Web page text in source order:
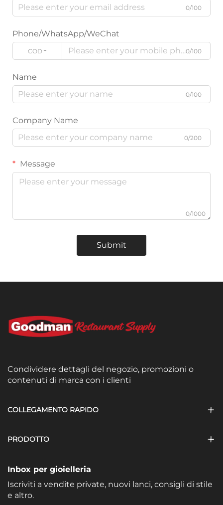
0/100
Phone/WhatsApp/WeChat
CODICE 0/100
Name
0/100
Company Name
0/200
Message
0/1000
Submit
Condividere dettagli del negozio, promozioni o
contenuti di marca con i clienti
COLLEGAMENTO RAPIDO
PRODOTTO
Inbox per gioielleria
Iscriviti a vendite private, nuovi lanci, consigli di stile
e altro.